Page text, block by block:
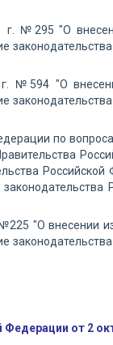
г. №295 "О
№594 "О
по
"О внесении
от 2